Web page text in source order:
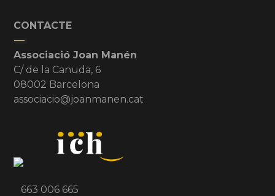
CONTACTE
Associació Joan Manén
C/ de la Canuda, 6
08002 Barcelona
associacio@joanmanen.cat
663 006 665